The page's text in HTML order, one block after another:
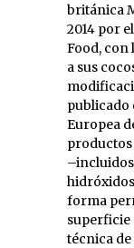
británica
2014 por
Food, con
a sus
publicado
Europea
forma
superficie
técnica